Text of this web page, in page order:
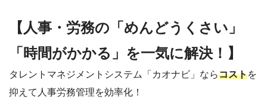
【人事・労務の「めんどうくさい」
「時間がかかる」を一気に解決！】
タレントマネジメントシステム「カオナビ」ならコストを
抑えて人事労務管理を効率化！